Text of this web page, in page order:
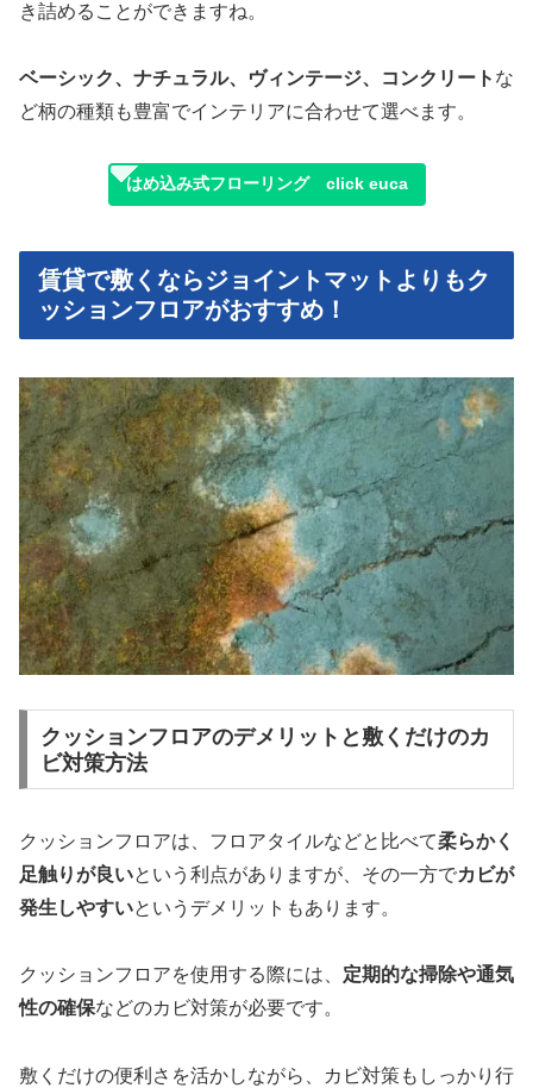
き詰めることができますね。
ベーシック、ナチュラル、ヴィンテージ、コンクリート な
ど柄の種類も豊富でインテリアに合わせて選べます。
はめ込み式フローリング click euca
賃貸で敷くならジョイントマットよりもク
ッションフロアがおすすめ！
クッションフロアのデメリットと敷くだけのカ
ビ対策方法
クッションフロアは、フロアタイルなどと比べて柔らかく
足触りが良いという利点がありますが、その一方でカビが
発生しやすいというデメリットもあります。
クッションフロアを使用する際には、 定期的な掃除や通気
性の確保などのカビ対策が必要です。
敷くだけの便利さを活かしながら、カビ対策もしっかり行